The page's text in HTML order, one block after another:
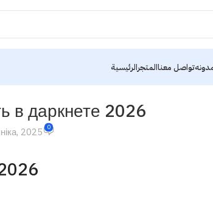
الرئيسيةالمتجرتواصل معنا
в даркнете 2026
2025 0